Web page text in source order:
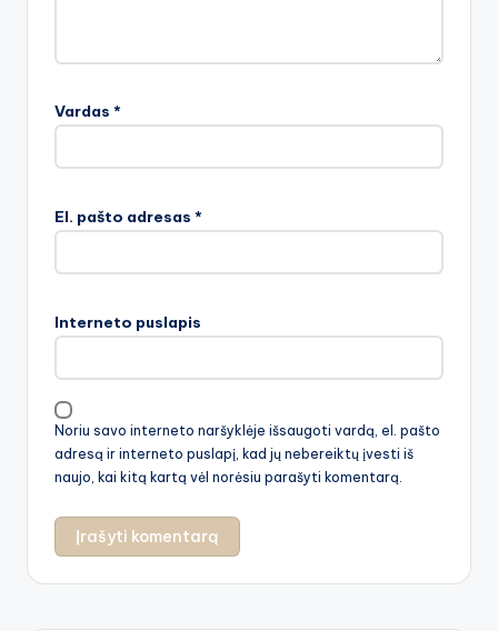
Vardas *
El. pašto adresas *
Interneto puslapis
Noriu savo interneto naršyklėje išsaugoti vardą, el. pašto
adresą ir interneto puslapį, kad jų nebereiktų įvesti iš
naujo, kai kitą kartą vėl norėsiu parašyti komentarą.